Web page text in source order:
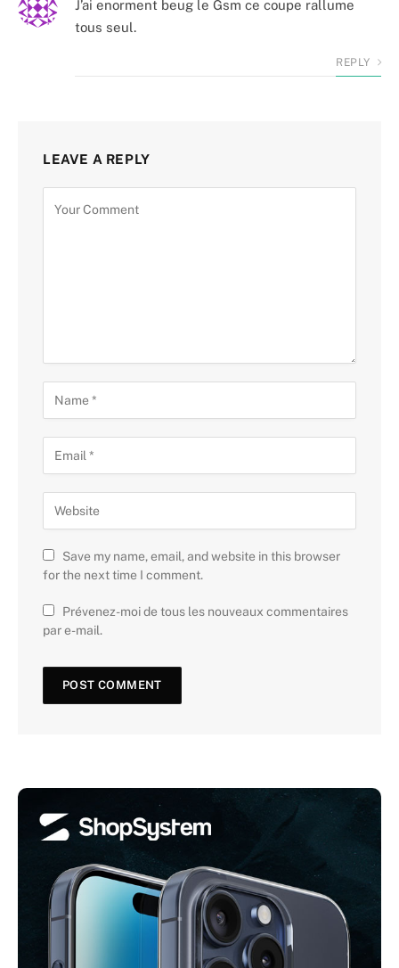
J’ai enorment beug le Gsm ce coupe rallume
tous seul.
REPLY
LEAVE A REPLY
Save my name, email, and website in this browser
for the next time I comment.
Prévenez-moi de tous les nouveaux commentaires
par e-mail.